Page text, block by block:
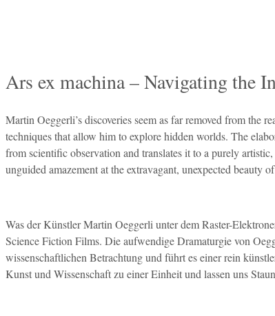
Ars ex machina – Navigating the
Martin Oeggerli’s discoveries seem as far removed from the
techniques that allow him to explore hidden worlds. The
from scientific observation and translates it to a purely
unguided amazement at the extravagant, unexpected beauty
Was der Künstler Martin Oeggerli unter dem Raster-
Science Fiction Films. Die aufwendige Dramaturgie von
wissenschaftlichen Betrachtung und führt es einer rein
Kunst und Wissenschaft zu einer Einheit und lassen uns